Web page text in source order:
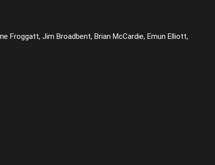
Froggatt, Jim Broadbent, Brian McCardie, Emun Elliott,